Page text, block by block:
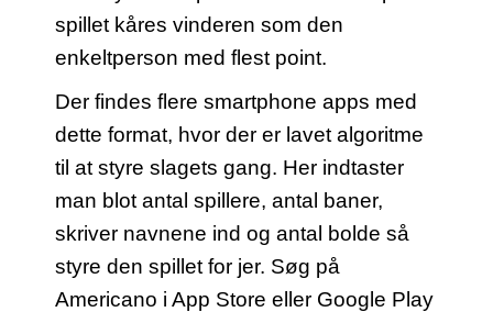
spillet kåres vinderen som den
enkeltperson med flest point.
Der findes flere smartphone apps med
dette format, hvor der er lavet algoritme
til at styre slagets gang. Her indtaster
man blot antal spillere, antal baner,
skriver navnene ind og antal bolde så
styre den spillet for jer. Søg på
Americano i App Store eller Google Play